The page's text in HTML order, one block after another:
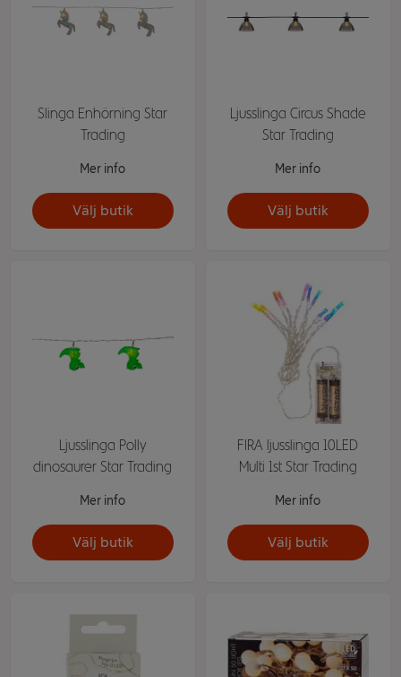
Slinga Enhörning Star
Trading
Mer info
Välj butik
Ljusslinga Circus Shade
Star Trading
Mer info
Välj butik
Ljusslinga Polly
dinosaurer Star Trading
Mer info
Välj butik
FIRA ljusslinga 10LED
Multi 1st Star Trading
Mer info
Välj butik